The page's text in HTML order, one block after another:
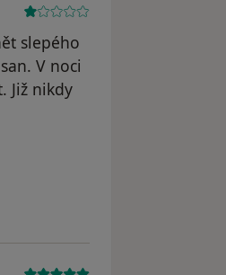
slepého
V noci
Již nikdy